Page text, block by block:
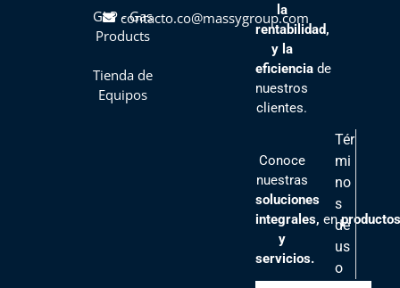
GLP - Gas
Products
Tienda de
Equipos
contacto.co@massygroup.com
la
rentabilidad,
y la
eficienciade
nuestros
clientes.
Conoce
nuestras
soluciones
integrales, enproductos
y
servicios.
Tér
mi
no
s
de
us
o